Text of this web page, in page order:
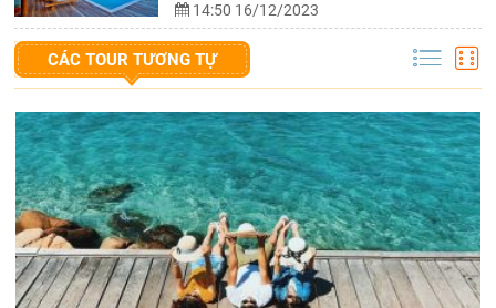
14:50 16/12/2023
CÁC TOUR TƯƠNG TỰ